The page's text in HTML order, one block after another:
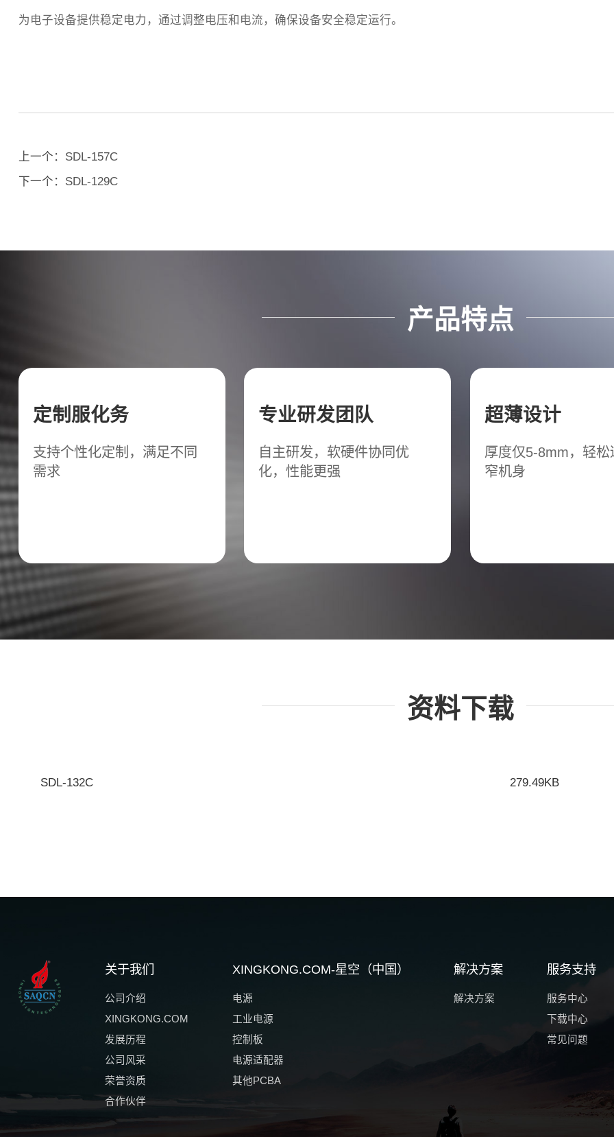
为电子设备提供稳定电力，通过调整电压和电流，确保设备安全稳定运行。
上一个： SDL-157C
下一个： SDL-129C
产品特点
定制服化务
支持个性化定制，满足不同
需求
专业研发团队
自主研发，软硬件协同优
化，性能更强
超薄设计
厚度仅5-8mm，轻松
窄机身
资料下载
SDL-132C 279.49KB
关于我们
公司介绍
XINGKONG.COM
发展历程
公司风采
荣誉资质
合作伙伴
XINGKONG.COM-星空（中国）
电源
工业电源
控制板
电源适配器
其他PCBA
解决方案
解决方案
服务支持
服务中心
下载中心
常见问题